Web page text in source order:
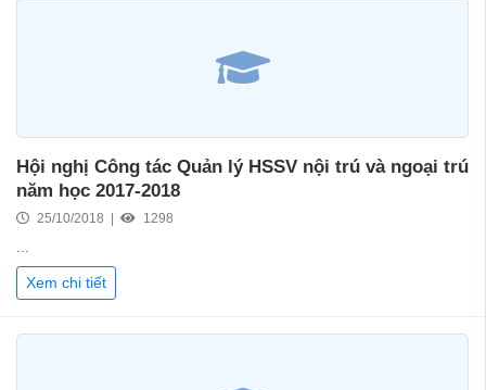
Hội nghị Công tác Quản lý HSSV nội trú và ngoại trú
năm học 2017-2018
25/10/2018 | 1298
...
Xem chi tiết